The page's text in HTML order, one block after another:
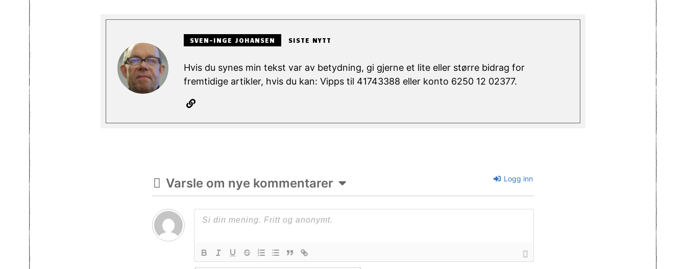
SVEN-INGE JOHANSEN SISTE NYTT
Hvis du synes min tekst var av betydning, gi gjerne et lite eller større bidrag for
fremtidige artikler, hvis du kan: Vipps til 41743388 eller konto 6250 12 02377.
Varsle om nye kommentarer Logg inn